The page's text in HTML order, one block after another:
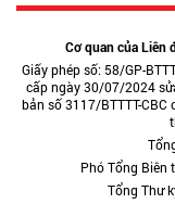
Cơ quan của Liên
Giấy phép số: 58/GP-
cấp ngày 30/07/2024
bản số 3117/BTTTT-
Phó Tổng Biên
Tổng Thư